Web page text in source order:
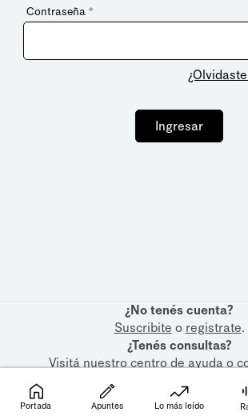
Contraseña *
Ingresar
¿No tenés cuenta?
Suscribite o registrate.
¿Tenés consultas?
Visitá nuestrocentro de ayudao
Portada Apuntes Lo más leído